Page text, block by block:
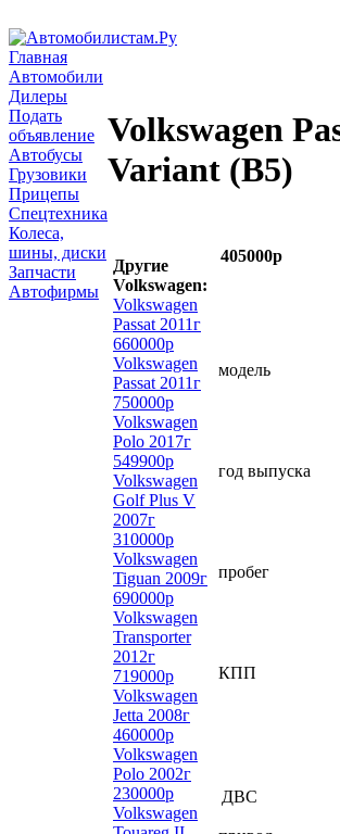
Главная
Автомобили
Дилеры
Подать
объявление
Автобусы
Грузовики
Прицепы
Спецтехника
Колеса,
шины, диски
Запчасти
Автофирмы
Volkswagen
Variant (B5)
Другие
Volkswagen:
Volkswagen
Passat 2011г
660000р
Volkswagen
Passat 2011г
750000р
Volkswagen
Polo 2017г
549900р
Volkswagen
Golf Plus V
2007г
310000р
Volkswagen
Tiguan 2009г
690000р
Volkswagen
Transporter
2012г
719000р
Volkswagen
Jetta 2008г
460000р
Volkswagen
Polo 2002г
230000р
Volkswagen
405000р
модель
год выпуска
пробег
КПП
ДВС